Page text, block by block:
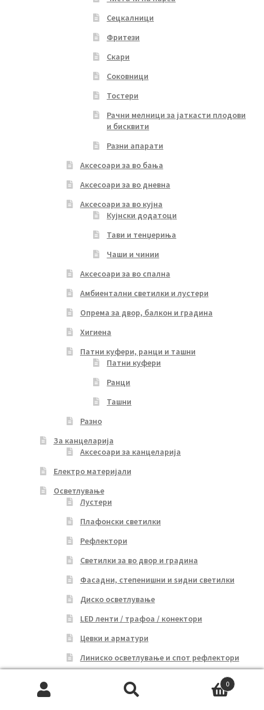
Сецкалници
Фритези
Скари
Соковници
Тостери
Рачни мелници за јаткасти плодови
и бисквити
Разни апарати
Аксесоари за во бања
Аксесоари за во дневна
Аксесоари за во кујна
Кујнски додатоци
Тави и тенџериња
Чаши и чинии
Аксесоари за во спална
Амбиентални светилки и лустери
Опрема за двор, балкон и градина
Хигиена
Патни куфери, ранци и ташни
Патни куфери
Ранци
Ташни
Разно
За канцеларија
Аксесоари за канцеларија
Електро материјали
Осветлување
Лустери
Плафонски светилки
Рефлектори
Светилки за во двор и градина
Фасадни, степенишни и ѕидни светилки
Диско осветлување
LED ленти / трафоа / конектори
Цевки и арматури
Линиско осветлување и спот рефлектори
Подни ламби
0